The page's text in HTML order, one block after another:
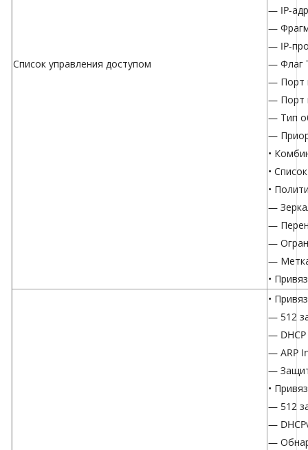
Список управления доступом
— IP-
—
— IP-
— Флаг
— Порт
— Порт
— Тип
—
•
•
•
—
—
—
— Метка
•
•
— 512
—
— ARP
—
•
— 512
—
—